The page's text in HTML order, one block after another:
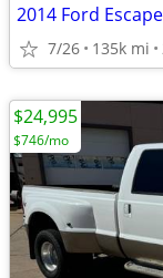
2014 Ford Escape
7/26 135k mi
$24,995
$746/mo